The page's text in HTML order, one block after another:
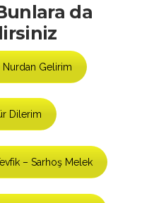
da
Nurdan Gelirim
Dilerim
– Sarhoş Melek